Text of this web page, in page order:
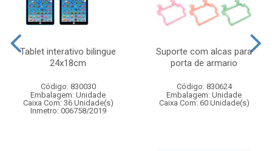
Tablet interativo bilingue
24x18cm
Código: 830030
Embalagem: Unidade
Caixa Com: 36 Unidade(s)
Inmetro: 006758/2019
Suporte com alcas para
porta de armario
Código: 830624
Embalagem: Unidade
Caixa Com: 60 Unidade(s)